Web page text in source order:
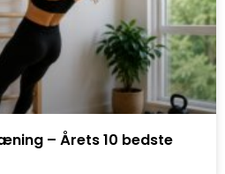
– Årets 10 bedste